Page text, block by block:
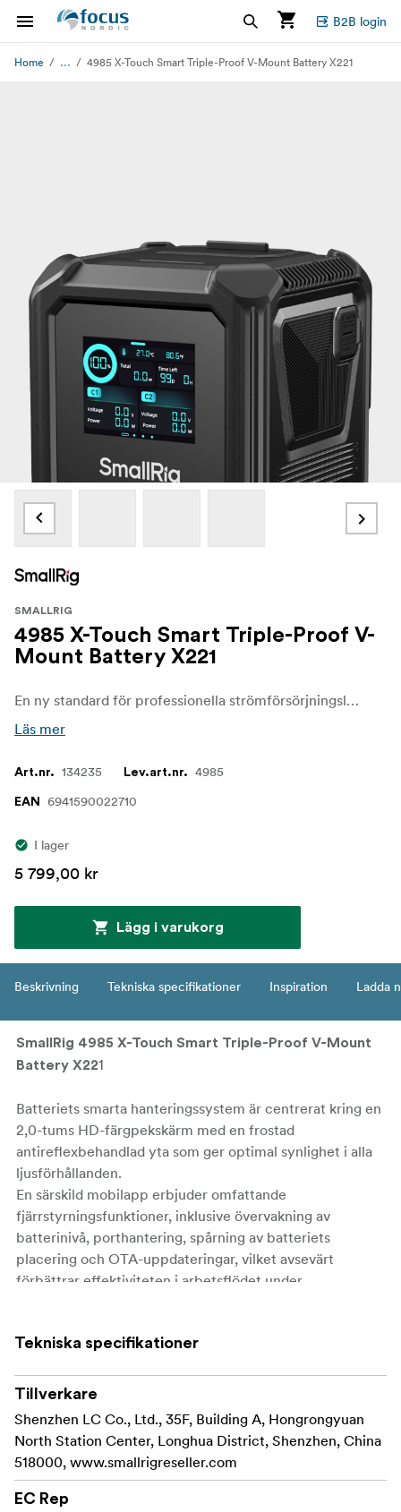
B2B login
Home ... 4985 X-Touch Smart Triple-Proof V-Mount Battery X221
SMALLRIG
4985 X-Touch Smart Triple-Proof V-
Mount Battery X221
En ny standard för professionella strömförsörjningslösningar genom att integrera smart teknik, robust skydd, högeffektiv snabbladdning och mångsidighet med flera portar, vilket gör den idealisk för krävande fotograferingsmiljöer - Triple-Proof hållbarhet: 1,5 m falltålig, IP54 vattentät/dammtät och förstärkt konstruktion för tillförlitlighet i tuffa fotograferingsförhållanden.
Läs mer
Art.nr. 134235 Lev.art.nr. 4985
EAN 6941590022710
I lager
5 799,00 kr
Lägg i varukorg
Beskrivning Tekniska specifikationer Inspiration Ladda
SmallRig 4985 X-Touch Smart Triple-Proof V-Mount
Battery X221
Batteriets smarta hanteringssystem är centrerat kring en
2,0-tums HD-färgpekskärm med en frostad
antireflexbehandlad yta som ger optimal synlighet i alla
ljusförhållanden.
En särskild mobilapp erbjuder omfattande
fjärrstyrningsfunktioner, inklusive övervakning av
batterinivå, porthantering, spårning av batteriets
placering och OTA-uppdateringar, vilket avsevärt
förbättrar effektiviteten i arbetsflödet under
X221 är utformad för att klara av påfrestningarna vid
ett 1,5 m falltåligt hölje med åtta silikonskyddade hörn
och fyra förstärkta kanter, sidopaneler helt i metall och
helt förstärkta interna kretsar.
Med en IP54-klassning säkerställer den tillförlitlig drift
när den utsätts för vattenstänk, regn eller damm, vilket
gör den perfekt för utomhusproduktioner.
Tekniska specifikationer
Tillverkare
Shenzhen LC Co., Ltd., 35F, Building A, Hongrongyuan
North Station Center, Longhua District, Shenzhen, China
518000, www.smallrigreseller.com
EC Rep